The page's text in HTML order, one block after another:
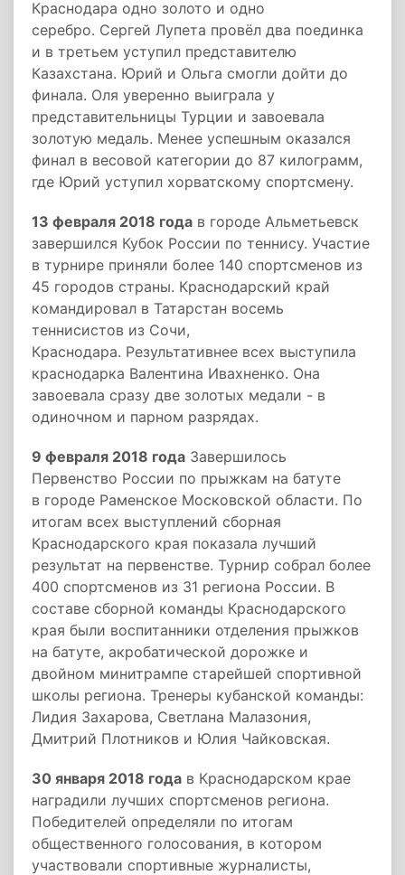
Краснодара одно золото и одно
серебро. Сергей Лупета провёл два поединка
и в третьем уступил представителю
Казахстана. Юрий и Ольга смогли дойти до
финала. Оля уверенно выиграла у
представительницы Турции и завоевала
золотую медаль. Менее успешным оказался
финал в весовой категории до 87 килограмм,
где Юрий уступил хорватскому спортсмену.
13 февраля 2018 года в городе Альметьевск
завершился Кубок России по теннису. Участие
в турнире приняли более 140 спортсменов из
45 городов страны. Краснодарский край
командировал в Татарстан восемь
теннисистов из Сочи,
Краснодара. Результативнее всех выступила
краснодарка Валентина Ивахненко. Она
завоевала сразу две золотых медали - в
одиночном и парном разрядах.
9 февраля 2018 года Завершилось
Первенство России по прыжкам на батуте
в городе Раменское Московской области. По
итогам всех выступлений сборная
Краснодарского края показала лучший
результат на первенстве. Турнир собрал более
400 спортсменов из 31 региона России. В
составе сборной команды Краснодарского
края были воспитанники отделения прыжков
на батуте, акробатической дорожке и
двойном минитрампе старейшей спортивной
школы региона. Тренеры кубанской команды:
Лидия Захарова, Светлана Малазония,
Дмитрий Плотников и Юлия Чайковская.
30 января 2018 года в Краснодарском крае
наградили лучших спортсменов региона.
Победителей определяли по итогам
общественного голосования, в котором
участвовали спортивные журналисты,